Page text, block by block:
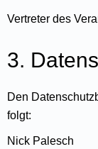
Vertreter des
3.
Den
folgt:
Nick Palesch